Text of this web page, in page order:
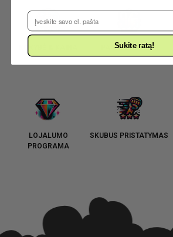
PAGALBA GYVAI
LOJALUMO
PROGRAMA
SKUBUS PRISTATYMAS
El. Pašto adresas
Sukite ratą!